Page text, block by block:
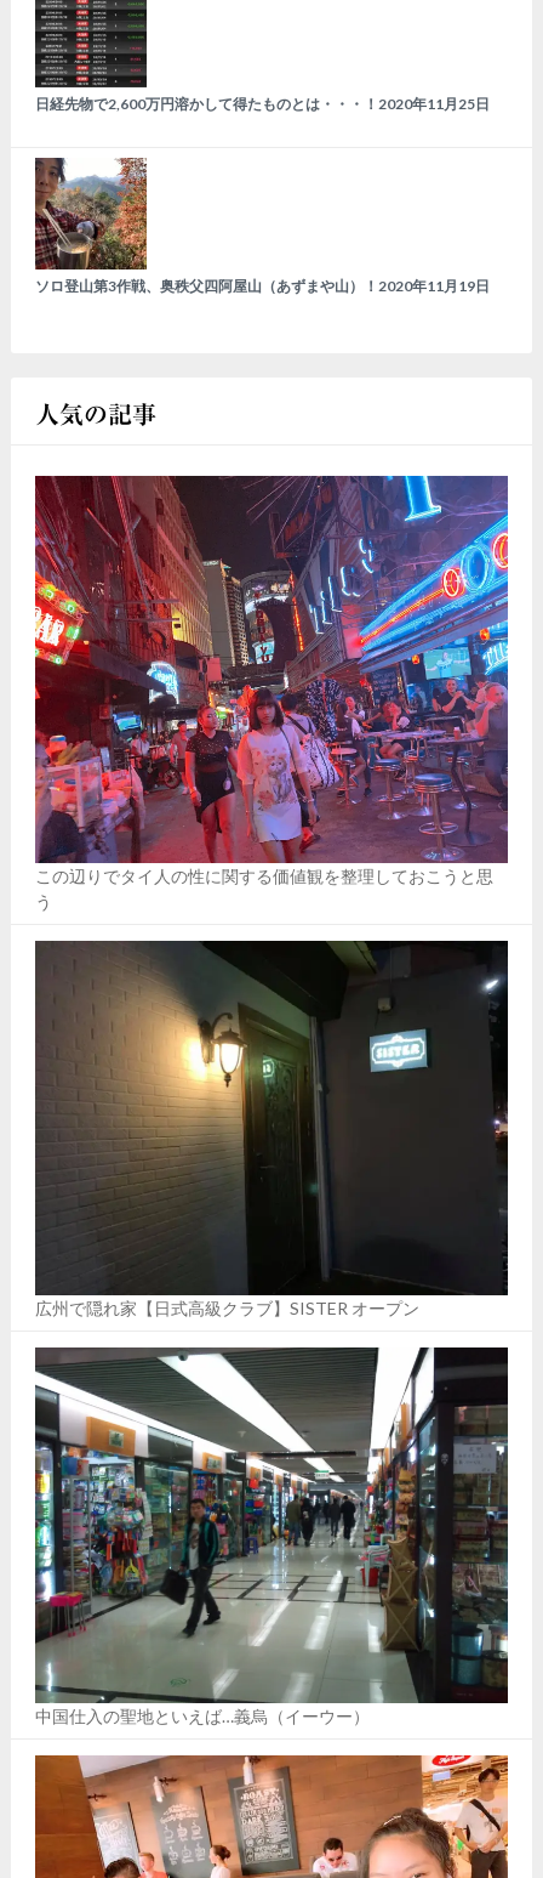
日経先物で2,600万円溶かして得たものとは・・・！ 2020年11月25日
ソロ登山第3作戦、奥秩父四阿屋山（あずまや山）！ 2020年11月19日
人気の記事
この辺りでタイ人の性に関する価値観を整理しておこうと思
う
広州で隠れ家【日式高級クラブ】SISTER オープン
中国仕入の聖地といえば…義烏（イーウー）